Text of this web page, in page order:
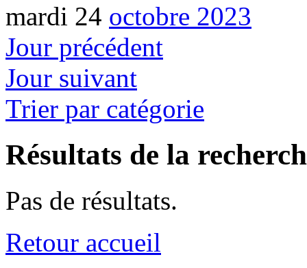
mardi 24 octobre 2023
Jour précédent
Jour suivant
Trier par catégorie
Résultats de la
Pas de résultats.
Retour accueil